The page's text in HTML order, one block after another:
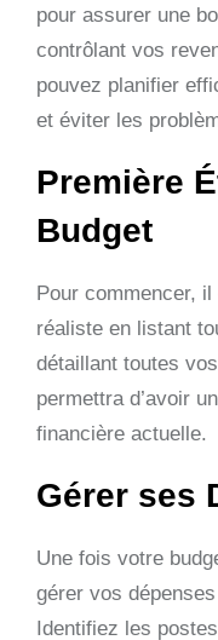
pour assurer une
contrôlant vos
pouvez planifier
et éviter les
Première
Budget
Pour commencer,
réaliste en listant
détaillant toutes
permettra d’avoir
financière actuelle.
Gérer ses
Une fois votre
gérer vos
Identifiez les